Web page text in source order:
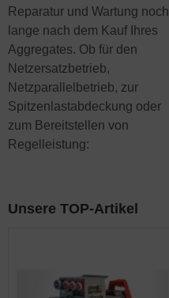
Reparatur und Wartung noch
lange nach dem Kauf Ihres
Aggregates. Ob für den
Netzersatzbetrieb,
Netzparallelbetrieb, zur
Spitzenlastabdeckung oder
zum Bereitstellen von
Regelleistung:
Unsere TOP-Artikel